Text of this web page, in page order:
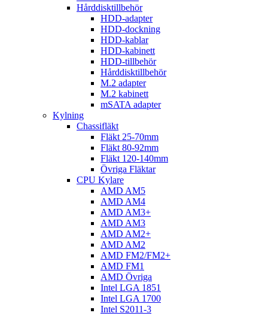
Hårddisktillbehör
HDD-adapter
HDD-dockning
HDD-kablar
HDD-kabinett
HDD-tillbehör
Hårddisktillbehör
M.2 adapter
M.2 kabinett
mSATA adapter
Kylning
Chassifläkt
Fläkt 25-70mm
Fläkt 80-92mm
Fläkt 120-140mm
Övriga Fläktar
CPU Kylare
AMD AM5
AMD AM4
AMD AM3+
AMD AM3
AMD AM2+
AMD AM2
AMD FM2/FM2+
AMD FM1
AMD Övriga
Intel LGA 1851
Intel LGA 1700
Intel S2011-3